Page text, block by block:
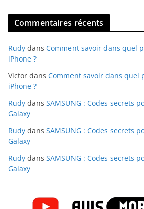
Commentaires récents
Rudy dans Comment savoir dans quel
iPhone ?
Victor dans Comment savoir dans quel
iPhone ?
Rudy dans SAMSUNG : Codes secrets
Galaxy
Rudy dans SAMSUNG : Codes secrets
Galaxy
Rudy dans SAMSUNG : Codes secrets
Galaxy